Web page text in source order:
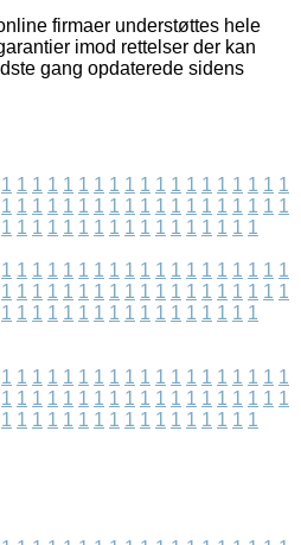
firmaer understøttes hele
imod rettelser der kan
gang opdaterede sidens
1 1 1 1 1 1 1 1 1 1 1 1 1 1 1 1 1 1 1
1 1 1 1 1 1 1 1 1 1 1 1 1 1 1 1 1 1 1
1 1 1 1 1 1 1 1 1 1 1 1 1 1 1 1 1
1 1 1 1 1 1 1 1 1 1 1 1 1 1 1 1 1 1 1
1 1 1 1 1 1 1 1 1 1 1 1 1 1 1 1 1 1 1
1 1 1 1 1 1 1 1 1 1 1 1 1 1 1 1 1
1 1 1 1 1 1 1 1 1 1 1 1 1 1 1 1 1 1 1
1 1 1 1 1 1 1 1 1 1 1 1 1 1 1 1 1 1 1
1 1 1 1 1 1 1 1 1 1 1 1 1 1 1 1 1